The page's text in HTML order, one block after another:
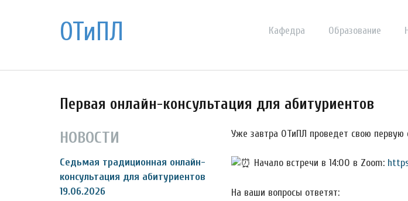
ОТиПЛ Кафедра Образование
Первая онлайн-консультация для абитуриентов
НОВОСТИ
Седьмая традиционная онлайн-
консультация для абитуриентов
19.06.2026
Уже завтра ОТиПЛ проведет свою первую
Начало встречи в 14:00 в Zoom:
На ваши вопросы ответят: